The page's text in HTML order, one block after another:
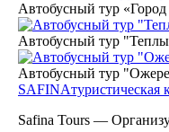
Автобусный тур
Автобусный тур
Автобусный тур
SAFINAтуристическая
Safina Tours —